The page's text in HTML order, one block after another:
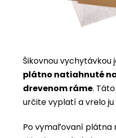
Šikovnou vychytávkou
plátno natiahnuté
drevenom ráme.
určite vyplatí a vrelo
Po vymaľovaní plátna